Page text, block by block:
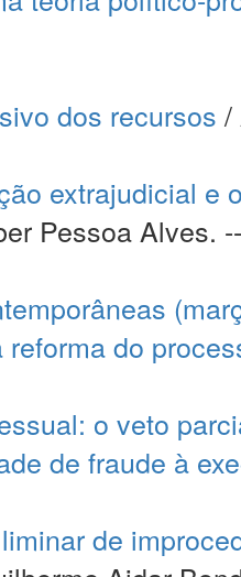
dos recursos /
extrajudicial e
Pessoa Alves. --
do
o veto
de fraude à
de